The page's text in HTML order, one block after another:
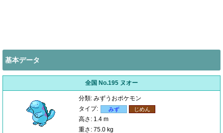
基本データ
全国 No.195 ヌオー
分類: みずうおポケモン
タイプ:
みず じめん
高さ: 1.4 m
重さ: 75.0 kg